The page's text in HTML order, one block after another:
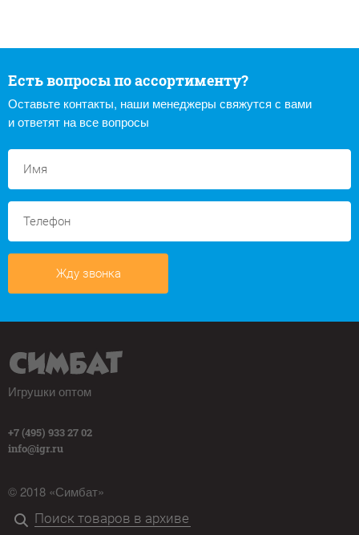
Есть вопросы по ассортименту?
Оставьте контакты, наши менеджеры свяжутся с вами
и ответят на все вопросы
Жду звонка
Игрушки оптом
+7 (495) 933 27 02
info@igr.ru
© 2018 «Симбат»